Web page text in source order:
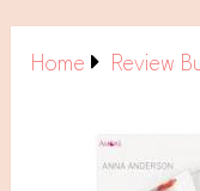
Home Review